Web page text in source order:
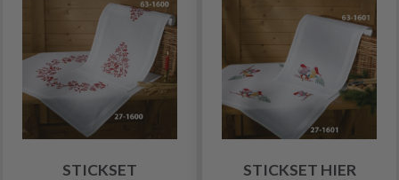
STICKSET
STICKSET HIER